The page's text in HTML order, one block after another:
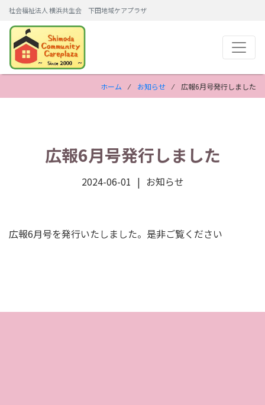
社会福祉法人 横浜共生会 下田地域ケアプラザ
ホーム ⁄ お知らせ ⁄ 広報6月号発行しました
広報6月号発行しました
2024-06-01 お知らせ
広報6月号を発行いたしました。是非ご覧ください